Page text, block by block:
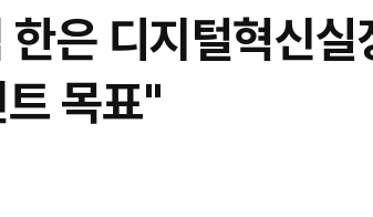
은 디지털혁신
목표"